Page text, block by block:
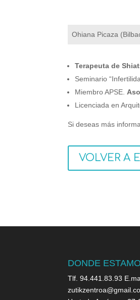
Ohiana Picaza
Terapeuta de
Seminario
Miembro APSE.
Licenciada en
Si deseas más
VOLVER A
DONDE
Tlf. 94.441.83.93